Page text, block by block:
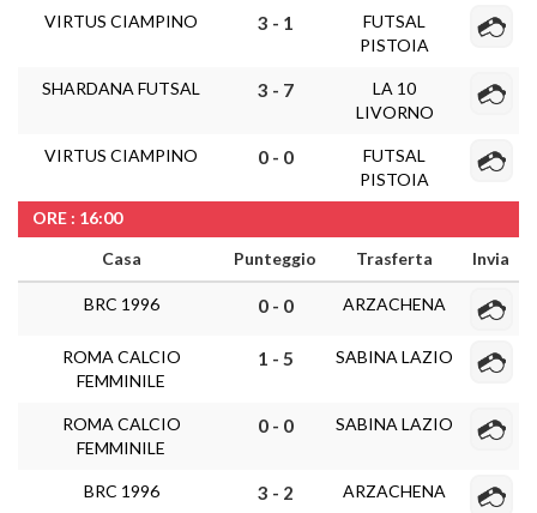
VIRTUS CIAMPINO 3 - 1
FUTSAL
PISTOIA
SHARDANA FUTSAL 3 - 7
LA 10
LIVORNO
VIRTUS CIAMPINO 0 - 0
FUTSAL
PISTOIA
ORE : 16:00
Casa
Punteggio Trasferta Invia
BRC 1996 0 - 0 ARZACHENA
ROMA CALCIO
FEMMINILE
1 - 5 SABINA LAZIO
ROMA CALCIO
FEMMINILE
0 - 0 SABINA LAZIO
BRC 1996 3 - 2 ARZACHENA